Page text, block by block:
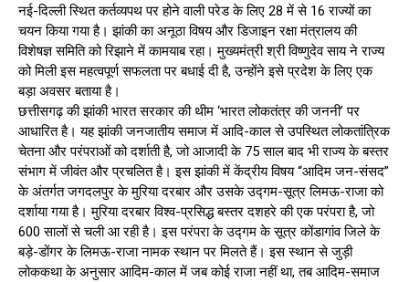
नई-दिल्ली स्थित कर्तव्यपथ पर होने वाली परेड के लिए 28 में से 16 राज्यों का
चयन किया गया है। झांकी का अनूठा विषय और डिजाइन रक्षा मंत्रालय की
विशेषज्ञ समिति को रिझाने में कामयाब रहा। मुख्यमंत्री श्री विष्णुदेव साय ने राज्य
को मिली इस महत्वपूर्ण सफलता पर बधाई दी है, उन्होंने इसे प्रदेश के लिए एक
बड़ा अवसर बताया है।
छत्तीसगढ़ की झांकी भारत सरकार की थीम ‘भारत लोकतंत्र की जननी’ पर
आधारित है। यह झांकी जनजातीय समाज में आदि-काल से उपस्थित लोकतांत्रिक
चेतना और परंपराओं को दर्शाती है, जो आजादी के 75 साल बाद भी राज्य के बस्तर
संभाग में जीवंत और प्रचलित है। इस झांकी में केंद्रीय विषय “आदिम जन-संसद”
के अंतर्गत जगदलपुर के मुरिया दरबार और उसके उद्गम-सूत्र लिमऊ-राजा को
दर्शाया गया है। मुरिया दरबार विश्व-प्रसिद्ध बस्तर दशहरे की एक परंपरा है, जो
600 सालों से चली आ रही है। इस परंपरा के उद्गम के सूत्र कोंडागांव जिले के
बड़े-डोंगर के लिमऊ-राजा नामक स्थान पर मिलते हैं। इस स्थान से जुड़ी
लोककथा के अनुसार आदिम-काल में जब कोई राजा नहीं था, तब आदिम-समाज